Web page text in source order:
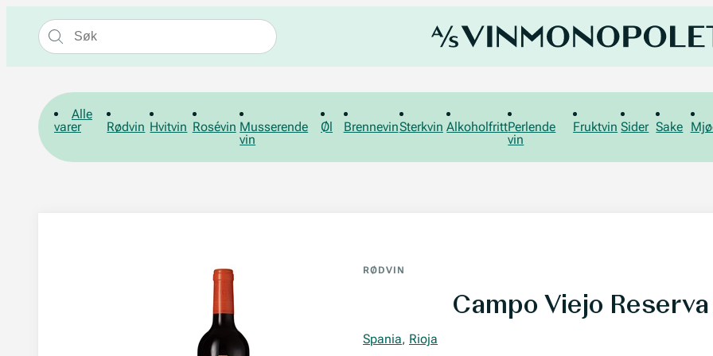
Alle
varer
Rødvin Hvitvin Rosévin Musserende
vin
Øl BrennevinSterkvin AlkoholfrittPerlende
vin
Fruktvin Sider Sake
RØDVIN
Campo Viejo Reserva
Spania, Rioja